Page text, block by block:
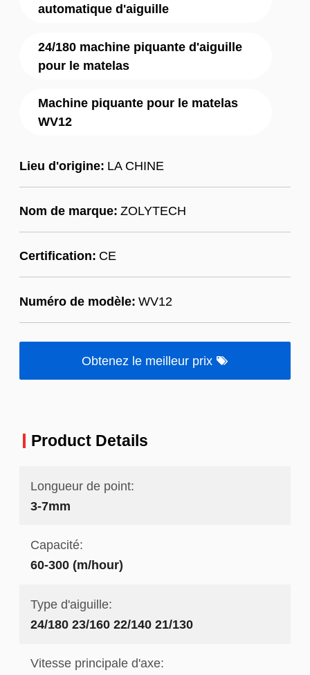
automatique d'aiguille
24/180 machine piquante d'aiguille
pour le matelas
Machine piquante pour le matelas
WV12
Lieu d'origine: LA CHINE
Nom de marque: ZOLYTECH
Certification: CE
Numéro de modèle: WV12
Obtenez le meilleur prix
Product Details
Longueur de point:
3-7mm
Capacité:
60-300 (m/hour)
Type d'aiguille:
24/180 23/160 22/140 21/130
Vitesse principale d'axe: